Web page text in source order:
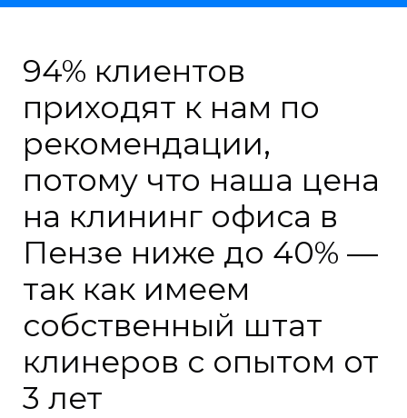
94% клиентов
приходят к нам по
рекомендации,
потому что наша цена
на клининг офиса в
Пензе ниже до 40% —
так как имеем
собственный штат
клинеров с опытом от
3 лет